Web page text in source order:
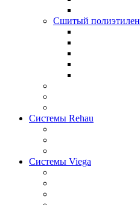
Сшитый полиэтилен
Системы Rehau
Системы Viega